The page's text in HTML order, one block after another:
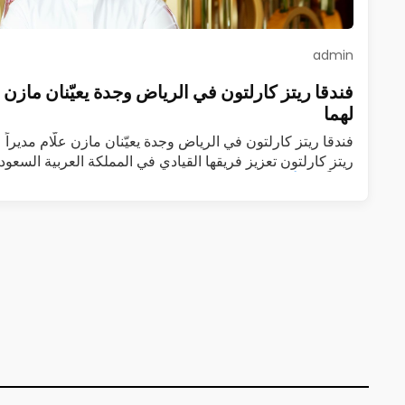
admin
فندقا ريتز كارلتون في الرياض وجدة يعيّنان مازن
لهما
فندقا ريتز كارلتون في الرياض وجدة يعيّنان مازن علّام مديراً
ريتز كارلتون تعزيز فريقها القيادي في المملكة العربية